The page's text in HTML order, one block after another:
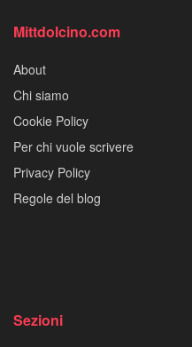
Mittdolcino.com
About
Chi siamo
Cookie Policy
Per chi vuole scrivere
Privacy Policy
Regole del blog
Sezioni